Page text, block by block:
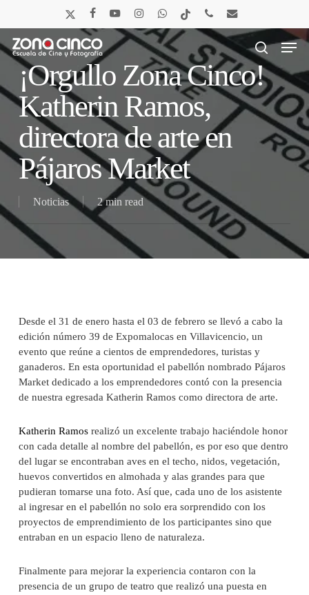
main
content
x-
twitter
facebookyoutubeinstagramwhatsapptiktok phone email
search
Menu
¡Orgullo Zona Cinco!
Katherin Ramos,
directora de arte en
Pájaros Market
Noticias 2 min read
Desde el 31 de enero hasta el 03 de febrero se llevó a cabo la
edición número 39 de Expomalocas en Villavicencio, un
evento que reúne a cientos de emprendedores, turistas y
ganaderos. En esta oportunidad el pabellón nombrado Pájaros
Market dedicado a los emprendedores contó con la presencia
de nuestra egresada Katherin Ramos como directora de arte.
Katherin Ramosrealizó un excelente trabajo haciéndole honor
con cada detalle al nombre del pabellón, es por eso que dentro
del lugar se encontraban aves en el techo, nidos, vegetación,
huevos convertidos en almohada y alas grandes para que
pudieran tomarse una foto. Así que, cada uno de los asistente
al ingresar en el pabellón no solo era sorprendido con los
proyectos de emprendimiento de los participantes sino que
entraban en un espacio lleno de naturaleza.
Finalmente para mejorar la experiencia contaron con la
presencia de un grupo de teatro que realizó una puesta en